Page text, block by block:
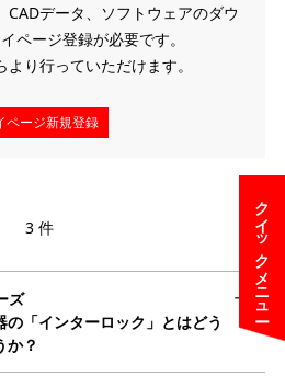
クイックメニュー
データ、ソフトウェアのダウ
ページ登録が必要です。
り行っていただけます。
ページ新規登録
3 件
ズ
の「インターロック」とはどう
か？